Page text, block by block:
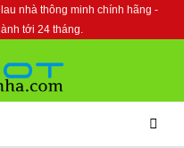
nhà thông minh chính hãng -
tới 24 tháng.